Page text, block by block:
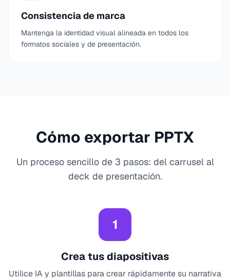
Consistencia de marca
Mantenga la identidad visual alineada en todos los
formatos sociales y de presentación.
Cómo exportar PPTX
Un proceso sencillo de 3 pasos: del carrusel al
deck de presentación.
1
Crea tus diapositivas
Utilice IA y plantillas para crear rápidamente su narrativa